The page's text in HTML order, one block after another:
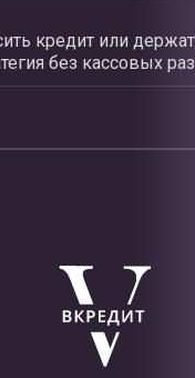
кредит или
без кассовых